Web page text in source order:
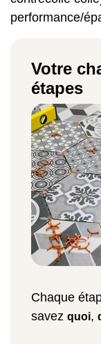
performance/
Votre
étapes
Chaque
savez quoi,